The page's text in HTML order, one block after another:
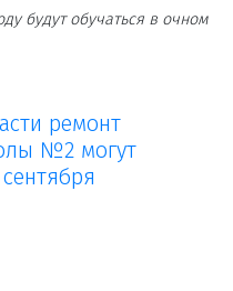
будут обучаться в очном
ремонт
№2 могут